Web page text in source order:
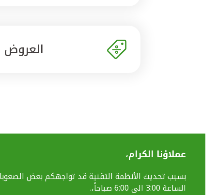
العروض
عملاؤنا الكرام،
الساعة 3:00 الى 6:00 صباحاً،.